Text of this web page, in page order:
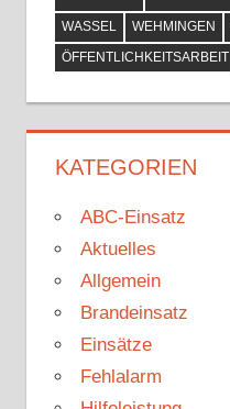
WASSEL
WEHMINGEN
ÖFFENTLICHKEITSARBEIT
KATEGORIEN
ABC-Einsatz
Aktuelles
Allgemein
Brandeinsatz
Einsätze
Fehlalarm